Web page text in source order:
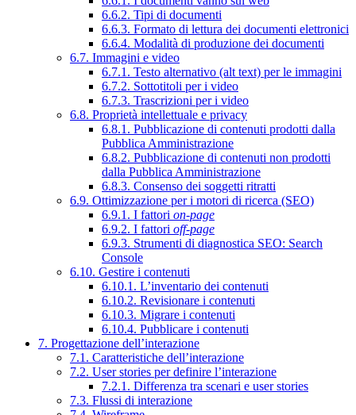
6.6.2. Tipi di documenti
6.6.3. Formato di lettura dei documenti elettronici
6.6.4. Modalità di produzione dei documenti
6.7. Immagini e video
6.7.1. Testo alternativo (alt text) per le immagini
6.7.2. Sottotitoli per i video
6.7.3. Trascrizioni per i video
6.8. Proprietà intellettuale e privacy
6.8.1. Pubblicazione di contenuti prodotti dalla
Pubblica Amministrazione
6.8.2. Pubblicazione di contenuti non prodotti
dalla Pubblica Amministrazione
6.8.3. Consenso dei soggetti ritratti
6.9. Ottimizzazione per i motori di ricerca (SEO)
6.9.1. I fattori on-page
6.9.2. I fattori off-page
6.9.3. Strumenti di diagnostica SEO: Search
Console
6.10. Gestire i contenuti
6.10.1. L’inventario dei contenuti
6.10.2. Revisionare i contenuti
6.10.3. Migrare i contenuti
6.10.4. Pubblicare i contenuti
7. Progettazione dell’interazione
7.1. Caratteristiche dell’interazione
7.2. User stories per definire l’interazione
7.2.1. Differenza tra scenari e user stories
7.3. Flussi di interazione